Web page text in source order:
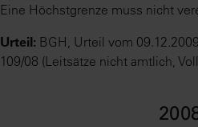
Eine Höchstgrenze muss nicht
Urteil: BGH, Urteil vom
109/08 (Leitsätze nicht amtlich,